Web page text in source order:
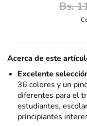
Valorado
con5de 5
Acerca de este
Excelente
36 colores y un
diferentes para el
estudiantes,
principiantes
Bs.